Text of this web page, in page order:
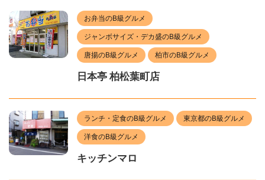
お弁当のB級グルメ
ジャンボサイズ・デカ盛のB級グルメ
唐揚のB級グルメ 柏市のB級グルメ
日本亭 柏松葉町店
ランチ・定食のB級グルメ 東京都のB級グルメ
洋食のB級グルメ
キッチンマロ